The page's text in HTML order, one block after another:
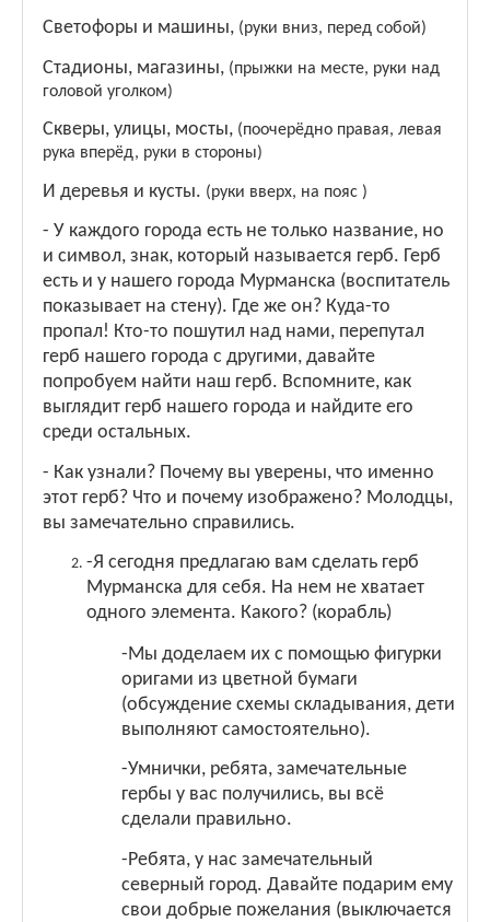
Светофоры и машины, (руки вниз, перед собой)
Стадионы, магазины, (прыжки на месте, руки над
головой уголком)
Скверы, улицы, мосты, (поочерёдно правая, левая
рука вперёд, руки в стороны)
И деревья и кусты. (руки вверх, на пояс )
- У каждого города есть не только название, но
и символ, знак, который называется герб. Герб
есть и у нашего города Мурманска (воспитатель
показывает на стену). Где же он? Куда-то
пропал! Кто-то пошутил над нами, перепутал
герб нашего города с другими, давайте
попробуем найти наш герб. Вспомните, как
выглядит герб нашего города и найдите его
среди остальных.
- Как узнали? Почему вы уверены, что именно
этот герб? Что и почему изображено? Молодцы,
вы замечательно справились.
-Я сегодня предлагаю вам сделать герб
Мурманска для себя. На нем не хватает
одного элемента. Какого? (корабль)
-Мы доделаем их с помощью фигурки
оригами из цветной бумаги
(обсуждение схемы складывания, дети
выполняют самостоятельно).
-Умнички, ребята, замечательные
гербы у вас получились, вы всё
сделали правильно.
-Ребята, у нас замечательный
северный город. Давайте подарим ему
свои добрые пожелания (выключается